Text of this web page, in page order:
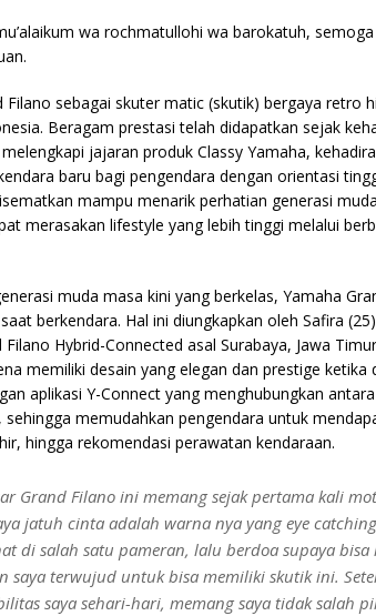
wa rochmatullohi wa barokatuh,
Filano sebagai skuter matic (skutik) bergaya retro
Beragam prestasi telah didapatkan sejak
jajaran produk Classy Yamaha,
baru bagi pengendara dengan orientasi
mampu menarik perhatian generasi
merasakan lifestyle yang lebih tinggi melalui
muda masa kini yang berkelas, Yamaha
berkendara. Hal ini diungkapkan oleh Safira
Hybrid-Connected asal Surabaya, Jawa
memiliki desain yang elegan dan prestige ketika
aplikasi Y-Connect yang menghubungkan
memudahkan pengendara untuk
hingga rekomendasi perawatan kendaraan.
Grand Filano ini memang sejak pertama kali
jatuh cinta adalah warna nya yang eye
di salah satu pameran, lalu berdoa supaya
saya terwujud untuk bisa memiliki skutik ini.
saya sehari-hari, memang saya tidak salah